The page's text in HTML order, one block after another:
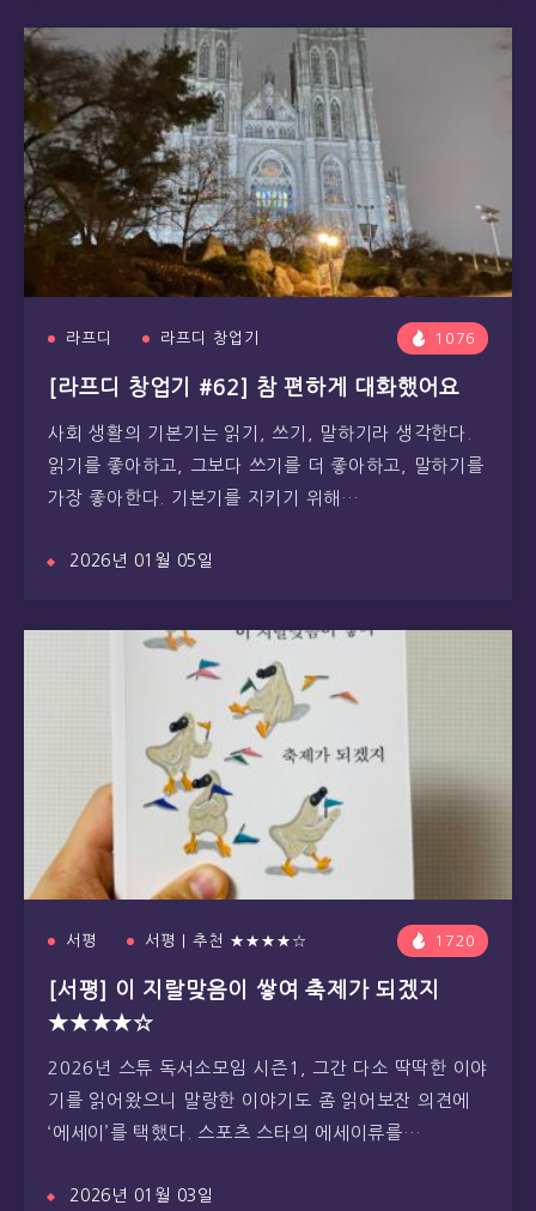
라프디 라프디 창업기 1076
[라프디 창업기 #62] 참 편하게 대화했어요
사회 생활의 기본기는 읽기, 쓰기, 말하기라 생각한다.
읽기를 좋아하고, 그보다 쓰기를 더 좋아하고, 말하기를
가장 좋아한다. 기본기를 지키기 위해…
2026년 01월 05일
서평 서평 | 추천 ★★★★☆ 1720
[서평] 이 지랄맞음이 쌓여 축제가 되겠지
★★★★☆
2026년 스튜 독서소모임 시즌1, 그간 다소 딱딱한 이야
기를 읽어왔으니 말랑한 이야기도 좀 읽어보잔 의견에
‘에세이’를 택했다. 스포츠 스타의 에세이류를…
2026년 01월 03일